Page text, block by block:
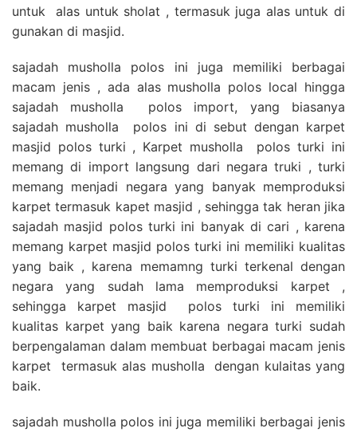
untuk alas untuk sholat , termasuk juga alas untuk di
gunakan di masjid.
sajadah musholla polos ini juga memiliki berbagai
macam jenis , ada alas musholla polos local hingga
sajadah musholla polos import, yang biasanya
sajadah musholla polos ini di sebut dengan karpet
masjid polos turki , Karpet musholla polos turki ini
memang di import langsung dari negara truki , turki
memang menjadi negara yang banyak memproduksi
karpet termasuk kapet masjid , sehingga tak heran jika
sajadah masjid polos turki ini banyak di cari , karena
memang karpet masjid polos turki ini memiliki kualitas
yang baik , karena memamng turki terkenal dengan
negara yang sudah lama memproduksi karpet ,
sehingga karpet masjid polos turki ini memiliki
kualitas karpet yang baik karena negara turki sudah
berpengalaman dalam membuat berbagai macam jenis
karpet termasuk alas musholla dengan kulaitas yang
baik.
sajadah musholla polos ini juga memiliki berbagai jenis